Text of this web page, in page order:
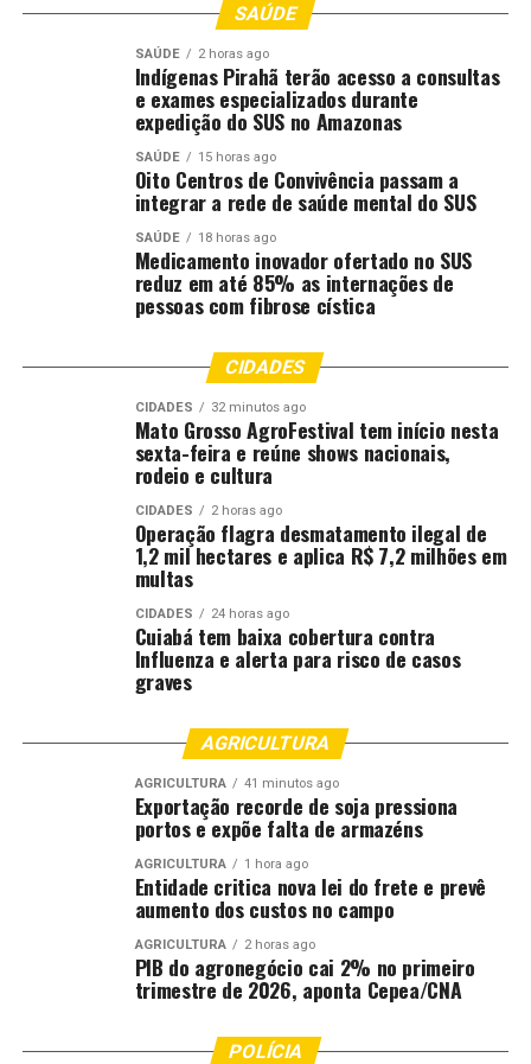
para a estabilidade cambial e o controle inflacionário. Ao
gerar superávits sucessivos, o agro fortalece o balanço
de pagamentos e amplia a capacidade arrecadatória do
Estado ao longo de toda a malha econômica. Em termos
práticos: sem a geração de riqueza excedente pelo setor
produtivo, o Estado não teria lastro fiscal para
sustentar políticas permanentes de proteção social.
Benchmarking internacional: a
soberania como prioridade
potência agrícola, seja Estados Unidos, União Europeia
volatilidades de mercado. Esses países operam
mecanismos robustos de apoio, como crédito subsidiado,
seguros rurais e garantias de preço.
Não o fazem por assistencialismo, mas por estratégia de
Estado. Alimentos representam segurança nacional,
estabilidade social e soberania. O Brasil, ao buscar
paridade competitiva, apenas segue as melhores
práticas internacionais para proteger um ativo
A necessidade de um debate técnico
Reconhecer a importância do setor não significa isentá-
lo de críticas ou ajustes. Há, sim, espaço para o
aperfeiçoamento da focalização dos incentivos e para a
mensuração constante de externalidades. Contudo,
reduzir o agronegócio à narrativa de “setor privilegiado”
é ignorar os dados de produtividade e sua contribuição
para o desenvolvimento regional.
Abaixo, sintetizo as distinções fundamentais que devem
nortear esta discussão:
SAÚDE
SAÚDE 2 horas ago
Indígenas Pirahã terão acesso a consultas
e exames especializados durante
expedição do SUS no Amazonas
SAÚDE 15 horas ago
Oito Centros de Convivência passam a
integrar a rede de saúde mental do SUS
SAÚDE 18 horas ago
Medicamento inovador ofertado no SUS
reduz em até 85% as internações de
pessoas com fibrose cística
CIDADES
CIDADES 32 minutos ago
Mato Grosso AgroFestival tem início nesta
sexta-feira e reúne shows nacionais,
rodeio e cultura
CIDADES 2 horas ago
Operação flagra desmatamento ilegal de
1,2 mil hectares e aplica R$ 7,2 milhões em
multas
CIDADES 24 horas ago
Cuiabá tem baixa cobertura contra
Influenza e alerta para risco de casos
graves
AGRICULTURA
AGRICULTURA 41 minutos ago
Exportação recorde de soja pressiona
portos e expõe falta de armazéns
AGRICULTURA 1 hora ago
Entidade critica nova lei do frete e prevê
aumento dos custos no campo
AGRICULTURA 2 horas ago
PIB do agronegócio cai 2% no primeiro
trimestre de 2026, aponta Cepea/CNA
POLÍCIA